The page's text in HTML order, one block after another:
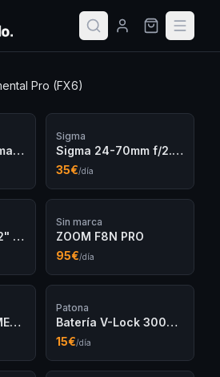
Pro (FX6)
Cámara FX6 Cinema Line Full-frame
Sigma
Sigma 24-70mm f/2.8 DG DN Art
35€/día
Atomos Ninja V 5.2" 4K HDR
Sin marca
ZOOM F8N PRO
95€/día
Sennheiser AVX-ME2 Set
Patona
Batería V-Lock 300Wh
15€/día